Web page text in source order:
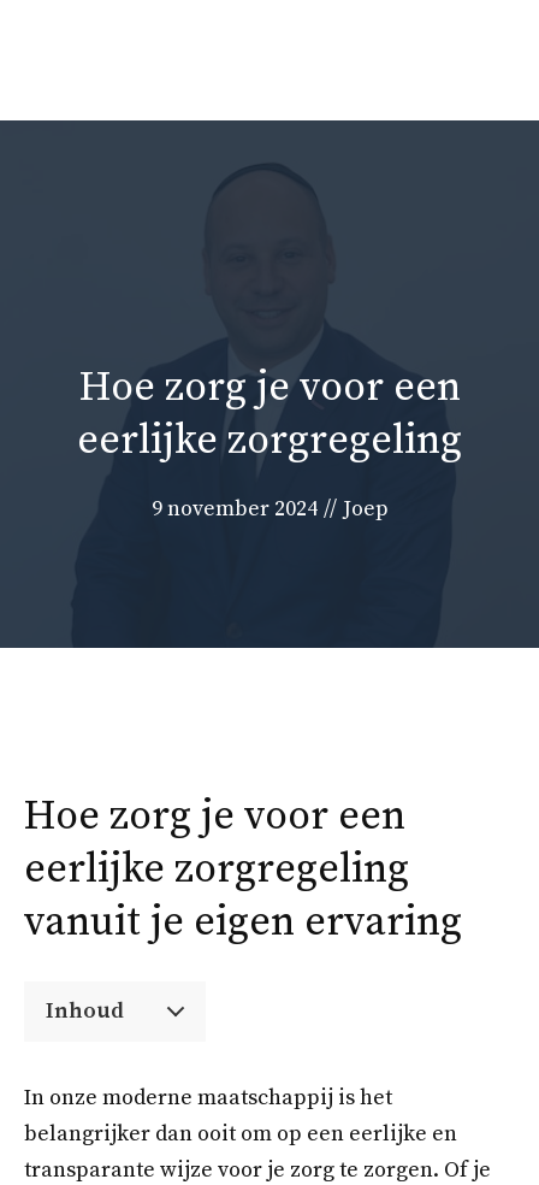
inhoud
Hoe zorg je voor een
eerlijke zorgregeling
9 november 2024 // Joep
Hoe zorg je voor een
eerlijke zorgregeling
vanuit je eigen ervaring
Inhoud
In onze moderne maatschappij is het
belangrijker dan ooit om op een eerlijke en
transparante wijze voor je zorg te zorgen. Of je